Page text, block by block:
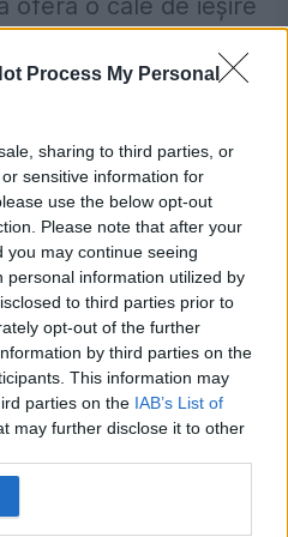
Process My Personal
sharing to third parties, or
sensitive information for
use the below opt-out
Please note that after your
may continue seeing
personal information utilized by
to third parties prior to
opt-out of the further
by third parties on the
This information may
parties on the IAB’s List of
may further disclose it to other
oferă o cale de ieșire
este
pentru viermii
și rozacee.
obține, însă, în
asistenței
de „urgență”.
impus restricții la apă.
afectate
pentru cei care